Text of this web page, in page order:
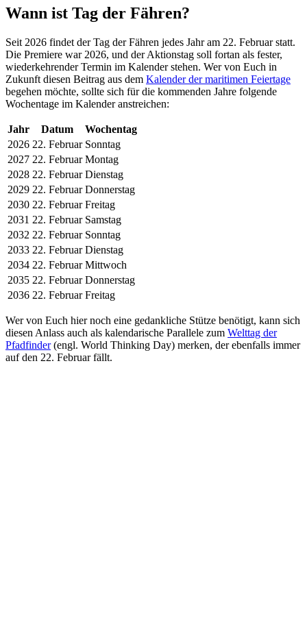
Wann ist Tag der Fähren?
Seit 2026 findet der Tag der Fähren jedes Jahr am 22. Februar statt.
Die Premiere war 2026, und der Aktionstag soll fortan als fester,
wiederkehrender Termin im Kalender stehen. Wer von Euch in
Zukunft diesen Beitrag aus dem Kalender der maritimen Feiertage
begehen möchte, sollte sich für die kommenden Jahre folgende
Wochentage im Kalender anstreichen:
Jahr Datum
Wochentag
2026 22. Februar Sonntag
2027 22. Februar Montag
2028 22. Februar Dienstag
2029 22. Februar Donnerstag
2030 22. Februar Freitag
2031 22. Februar Samstag
2032 22. Februar Sonntag
2033 22. Februar Dienstag
2034 22. Februar Mittwoch
2035 22. Februar Donnerstag
2036 22. Februar Freitag
Wer von Euch hier noch eine gedankliche Stütze benötigt, kann sich
diesen Anlass auch als kalendarische Parallele zum Welttag der
Pfadfinder(engl. World Thinking Day) merken, der ebenfalls immer
auf den 22. Februar fällt.